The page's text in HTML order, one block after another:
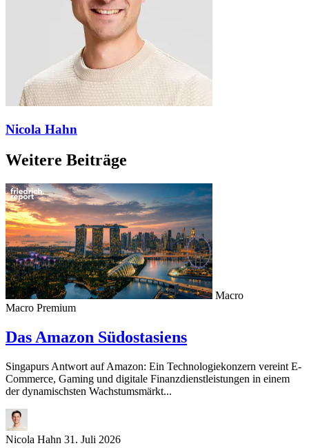
Nicola Hahn
Weitere Beiträge
Macro
Macro Premium
Das Amazon Südostasiens
Singapurs Antwort auf Amazon: Ein Technologiekonzern vereint E-
Commerce, Gaming und digitale Finanzdienstleistungen in einem
der dynamischsten Wachstumsmärkt...
Nicola Hahn 31. Juli 2026